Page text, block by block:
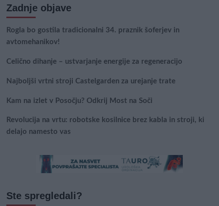
Zadnje objave
Rogla bo gostila tradicionalni 34. praznik šoferjev in
avtomehanikov!
Celično dihanje – ustvarjanje energije za regeneracijo
Najboljši vrtni stroji Castelgarden za urejanje trate
Kam na izlet v Posočju? Odkrij Most na Soči
Revolucija na vrtu: robotske kosilnice brez kabla in stroji, ki
delajo namesto vas
Ste spregledali?